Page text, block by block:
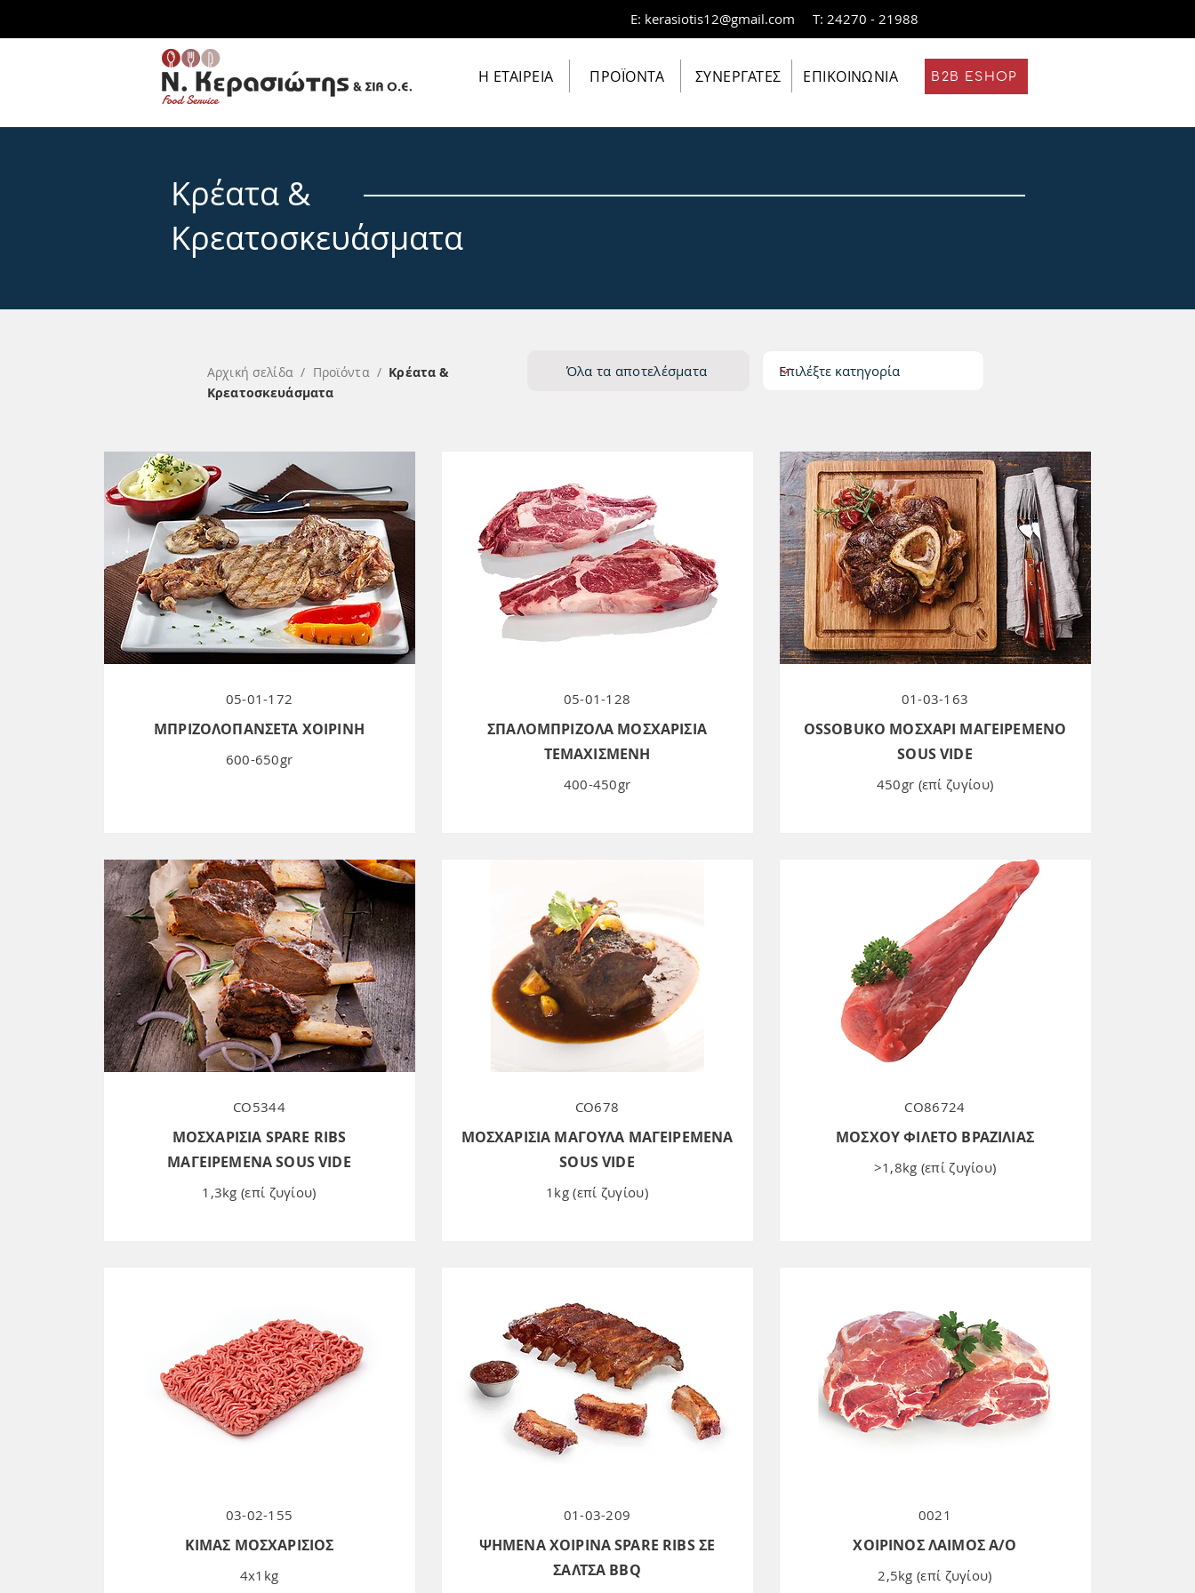
E: kerasiotis12@gmail.com Τ: 24270 - 21988
Η ΕΤΑΙΡΕΙΑ ΠΡΟΪΟΝΤΑ ΣΥΝΕΡΓΑΤΕΣ ΕΠΙΚΟΙΝΩΝΙΑ B2B ESHOP
Κρέατα &
Κρεατοσκευάσματα
Αρχική σελίδα/ Προϊόντα/ Κρέατα &
Κρεατοσκευάσματα
Όλα τα αποτελέσματα
05-01-172
ΜΠΡΙΖΟΛΟΠΑΝΣΕΤΑ ΧΟΙΡΙΝΗ
600-650gr
CO5344
ΜΟΣΧΑΡΙΣΙΑ SPARE RIBS
ΜΑΓΕΙΡΕΜΕΝΑ SOUS VIDE
1,3kg (επί ζυγίου)
03-02-155
ΚΙΜΑΣ ΜΟΣΧΑΡΙΣΙΟΣ
4x1kg
05-01-128
ΣΠΑΛΟΜΠΡΙΖΟΛΑ ΜΟΣΧΑΡΙΣΙΑ
ΤΕΜΑΧΙΣΜΕΝΗ
400-450gr
CO678
ΜΟΣΧΑΡΙΣΙΑ ΜΑΓΟΥΛΑ ΜΑΓΕΙΡΕΜΕΝΑ
SOUS VIDE
1kg (επί ζυγίου)
01-03-209
ΨΗΜΕΝΑ ΧΟΙΡΙΝΑ SPARE RIBS ΣΕ
ΣΑΛΤΣΑ BBQ
01-03-163
OSSOBUKO ΜΟΣΧΑΡΙ ΜΑΓΕΙΡΕΜΕΝΟ
SOUS VIDE
450gr (επί ζυγίου)
CO86724
ΜΟΣΧΟΥ ΦΙΛΕΤΟ ΒΡΑΖΙΛΙΑΣ
>1,8kg (επί ζυγίου)
0021
ΧΟΙΡΙΝΟΣ ΛΑΙΜΟΣ Α/Ο
2,5kg (επί ζυγίου)